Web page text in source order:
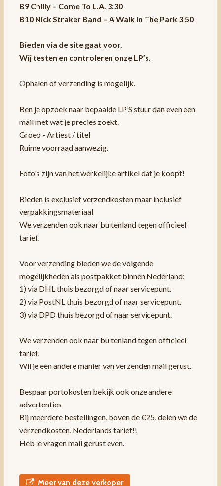
B9 Chilly – Come To L.A. 3:30
B10 Nick Straker Band – A Walk In The Park 3:50
Bieden via de site gaat voor.
Wij testen en controleren onze LP’s.
Ophalen of verzending is mogelijk.
Ben je opzoek naar bepaalde LP’S stuur dan even een
mail met wat je precies zoekt.
Groep - Artiest / titel
Ruime voorraad aanwezig.
Foto's zijn van het werkelijke artikel dat je koopt!
Bieden is exclusief verzendkosten maar inclusief
verpakkingsmateriaal
We verzenden ook naar buitenland tegen officieel
tarief.
Voor verzending bieden we de volgende
mogelijkheden als postpakket binnen Nederland:
1) via DHL thuis bezorgd of naar servicepunt.
2) via PostNL thuis bezorgd of naar servicepunt.
3) via DPD thuis bezorgd of naar servicepunt.
We verzenden ook naar buitenland tegen officieel
tarief.
Wil je een andere manier van verzenden mail gerust.
Bespaar portokosten bekijk ook onze andere
advertenties
Bij meerdere bestellingen, boven de €25, delen we de
verzendkosten, Nederlands tarief!!
Heb je vragen mail gerust even.
Meer van deze verkoper